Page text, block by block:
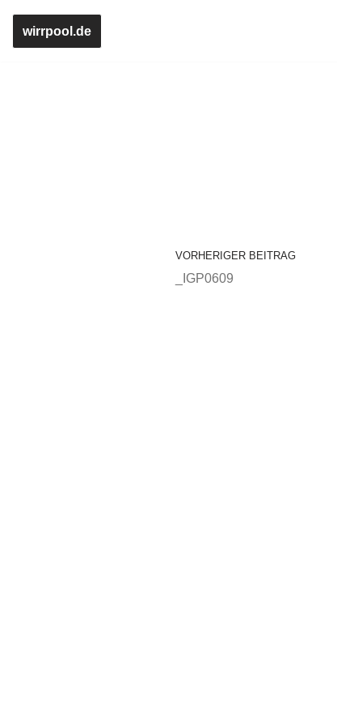
Zum
wirrpool.de
VORHERIGER BEITRAG
_IGP0609